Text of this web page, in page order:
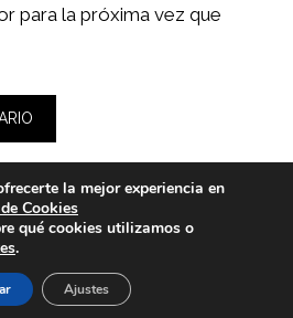
para la próxima vez que
de Privacidad y Aviso Legal
de cookies
la mejor experiencia en
Cookies
qué cookies utilizamos o
.
Ajustes